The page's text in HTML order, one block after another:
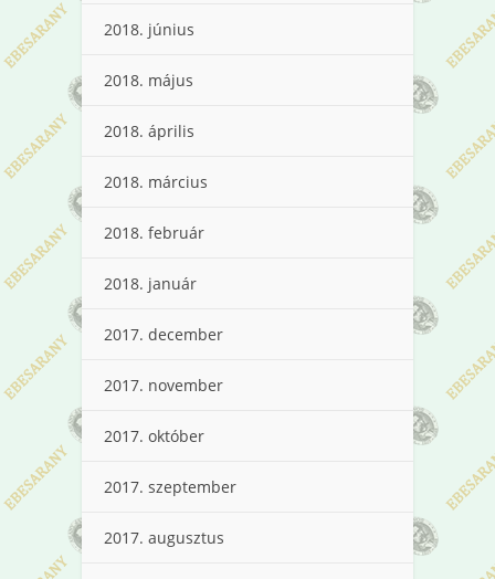
2018. június
2018. május
2018. április
2018. március
2018. február
2018. január
2017. december
2017. november
2017. október
2017. szeptember
2017. augusztus